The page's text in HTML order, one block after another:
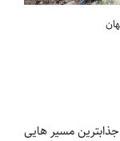
مسیر هایی